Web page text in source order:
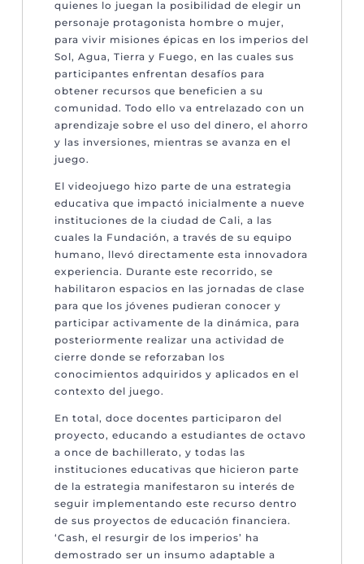
quienes lo juegan la posibilidad de elegir un
personaje protagonista hombre o mujer,
para vivir misiones épicas en los imperios del
Sol, Agua, Tierra y Fuego, en las cuales sus
participantes enfrentan desafíos para
obtener recursos que beneficien a su
comunidad. Todo ello va entrelazado con un
aprendizaje sobre el uso del dinero, el ahorro
y las inversiones, mientras se avanza en el
juego.
El videojuego hizo parte de una estrategia
educativa que impactó inicialmente a nueve
instituciones de la ciudad de Cali, a las
cuales la Fundación, a través de su equipo
humano, llevó directamente esta innovadora
experiencia. Durante este recorrido, se
habilitaron espacios en las jornadas de clase
para que los jóvenes pudieran conocer y
participar activamente de la dinámica, para
posteriormente realizar una actividad de
cierre donde se reforzaban los
conocimientos adquiridos y aplicados en el
contexto del juego.
En total, doce docentes participaron del
proyecto, educando a estudiantes de octavo
a once de bachillerato, y todas las
instituciones educativas que hicieron parte
de la estrategia manifestaron su interés de
seguir implementando este recurso dentro
de sus proyectos de educación financiera.
‘Cash, el resurgir de los imperios’ ha
demostrado ser un insumo adaptable a